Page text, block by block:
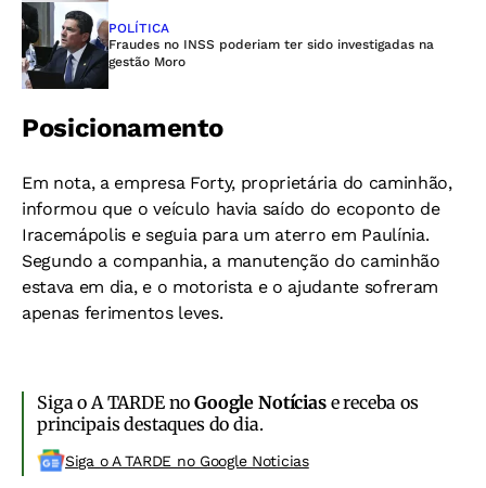
POLÍTICA
Fraudes no INSS poderiam ter sido investigadas na
gestão Moro
Posicionamento
Em nota, a empresa Forty, proprietária do caminhão,
informou que o veículo havia saído do ecoponto de
Iracemápolis e seguia para um aterro em Paulínia.
Segundo a companhia, a manutenção do caminhão
estava em dia, e o motorista e o ajudante sofreram
apenas ferimentos leves.
Siga o A TARDE noGoogle Notíciase receba os
principais destaques do dia.
Siga o A TARDE no Google Noticias